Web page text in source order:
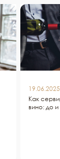
19.06.2025
Как
вино: до